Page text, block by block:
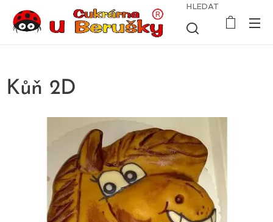
HLEDAT
Kůň 2D